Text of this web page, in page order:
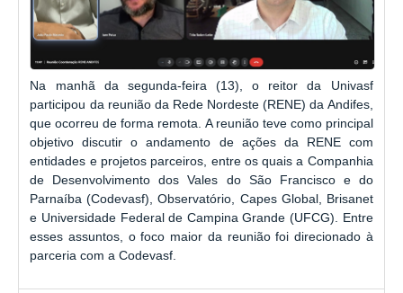
Na manhã da segunda-feira (13), o reitor da Univasf
participou da reunião da Rede Nordeste (RENE) da Andifes,
que ocorreu de forma remota. A reunião teve como principal
objetivo discutir o andamento de ações da RENE com
entidades e projetos parceiros, entre os quais a Companhia
de Desenvolvimento dos Vales do São Francisco e do
Parnaíba (Codevasf), Observatório, Capes Global, Brisanet
e Universidade Federal de Campina Grande (UFCG). Entre
esses assuntos, o foco maior da reunião foi direcionado à
parceria com a Codevasf.